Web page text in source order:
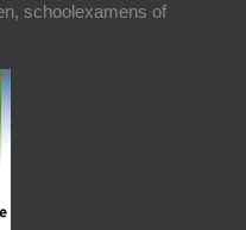
schoolexamens of